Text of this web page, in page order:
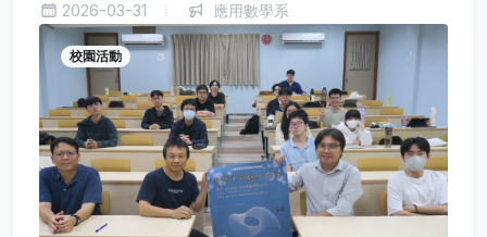
2026-03-31 應用數學系
校園活動